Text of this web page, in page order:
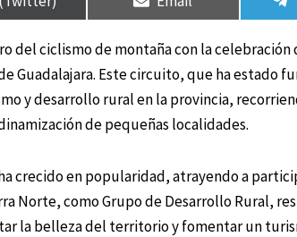
del ciclismo de montaña con la celebración
Guadalajara. Este circuito, que ha estado
y desarrollo rural en la provincia,
de pequeñas localidades.
crecido en popularidad, atrayendo a
Norte, como Grupo de Desarrollo Rural,
la belleza del territorio y fomentar un